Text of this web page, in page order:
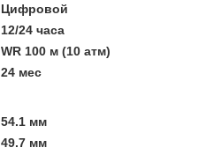
Цифровой
12/24 часа
WR 100 м (10 атм)
24 мес
54.1 мм
49.7 мм